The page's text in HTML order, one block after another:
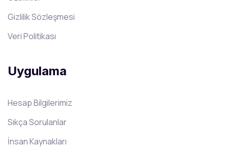
Gizlilik Sözleşmesi
Veri Politikası
Uygulama
Hesap Bilgilerimiz
Sıkça Sorulanlar
İnsan Kaynakları